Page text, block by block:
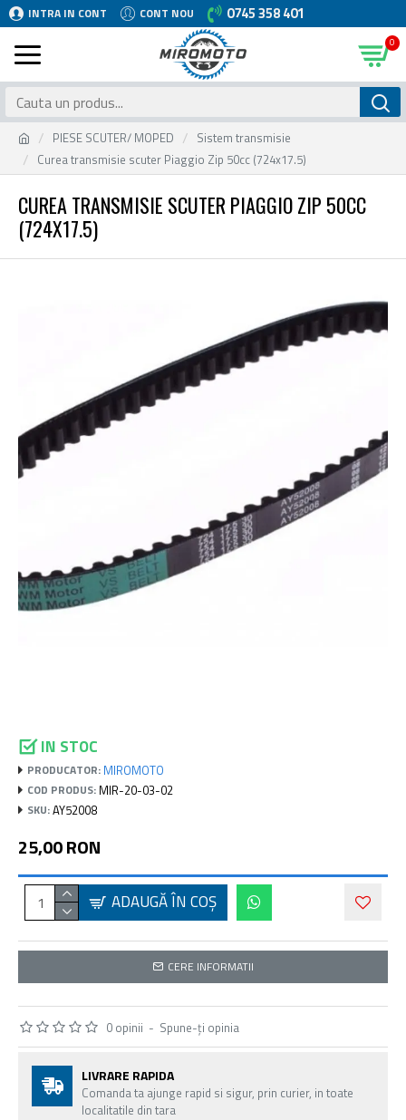
INTRA IN CONT CONT NOU 0745 358 401
0
PIESE SCUTER/ MOPED
Sistem transmisie
Curea transmisie scuter Piaggio Zip 50cc (724x17.5)
CUREA TRANSMISIE SCUTER PIAGGIO ZIP 50CC
(724X17.5)
IN STOC
PRODUCATOR: MIROMOTO
COD PRODUS: MIR-20-03-02
SKU:AY52008
0 opinii - Spune-ţi opinia
25,00 RON
ADAUGĂ ÎN COŞ
CERE INFORMATII
LIVRARE RAPIDA
Comanda ta ajunge rapid si sigur, prin curier, in toate
localitatile din tara